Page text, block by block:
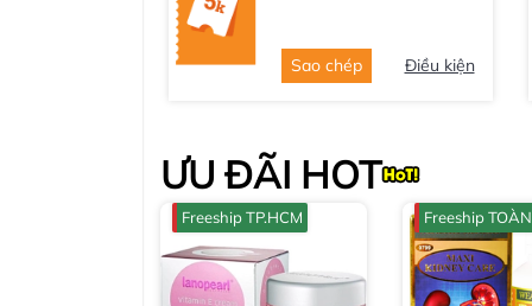
Sao chép Điều kiện
ƯU ĐÃI HOT
Freeship TP.HCM Freeship